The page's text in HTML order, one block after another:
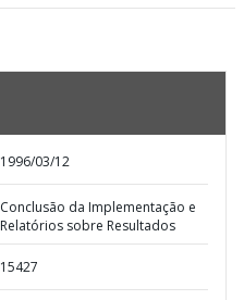
1996/03/12
Conclusão da Implementação e
Relatórios sobre Resultados
15427